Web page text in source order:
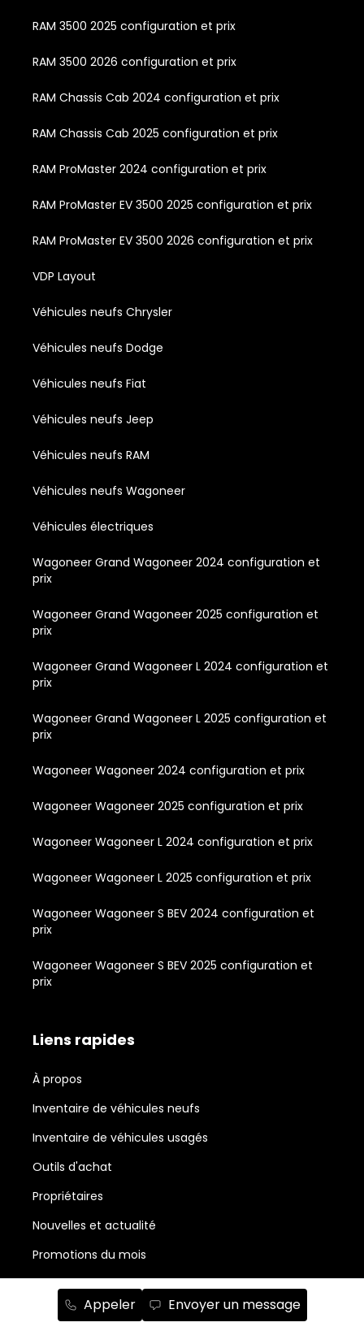
Appeler Envoyer un message
RAM 3500 2025 configuration et prix
RAM 3500 2026 configuration et prix
RAM Chassis Cab 2024 configuration et prix
RAM Chassis Cab 2025 configuration et prix
RAM ProMaster 2024 configuration et prix
RAM ProMaster EV 3500 2025 configuration et prix
RAM ProMaster EV 3500 2026 configuration et prix
VDP Layout
Véhicules neufs Chrysler
Véhicules neufs Dodge
Véhicules neufs Fiat
Véhicules neufs Jeep
Véhicules neufs RAM
Véhicules neufs Wagoneer
Véhicules électriques
Wagoneer Grand Wagoneer 2024 configuration et
prix
Wagoneer Grand Wagoneer 2025 configuration et
prix
Wagoneer Grand Wagoneer L 2024 configuration et
prix
Wagoneer Grand Wagoneer L 2025 configuration et
prix
Wagoneer Wagoneer 2024 configuration et prix
Wagoneer Wagoneer 2025 configuration et prix
Wagoneer Wagoneer L 2024 configuration et prix
Wagoneer Wagoneer L 2025 configuration et prix
Wagoneer Wagoneer S BEV 2024 configuration et
prix
Wagoneer Wagoneer S BEV 2025 configuration et
prix
Liens rapides
À propos
Inventaire de véhicules neufs
Inventaire de véhicules usagés
Outils d'achat
Propriétaires
Nouvelles et actualité
Promotions du mois
Salle de montre Chrysler, Jeep, RAM, Dodge et Fiat
Abonnement à l'infolettre